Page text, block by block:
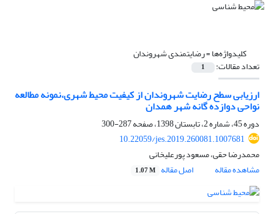
کلیدواژه‌ها =رضایتمندی شهروندان
تعداد مقالات: 1
ارزیابی سطح رضایت شهروندان از کیفیت محیط شهری،نمونه مطالعه
نواحی دوازده گانه شهر همدان
دوره 45، شماره 2، تابستان 1398، صفحه
287-300
10.22059/jes.2019.260081.1007681
محمدرضا حقی، مسعود پورعلیخانی
مشاهده مقاله
اصل مقاله 1.07 M